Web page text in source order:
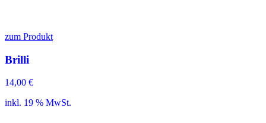
zum Produkt
Brilli
14,00 €
inkl. 19 % MwSt.